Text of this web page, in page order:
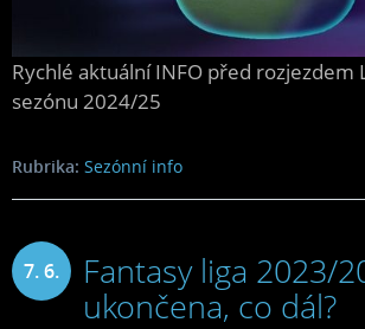
Rychlé aktuální INFO před rozjezdem
sezónu 2024/25
Rubrika: Sezónní info
7. 6.
Fantasy liga 2023/
ukončena, co dál?